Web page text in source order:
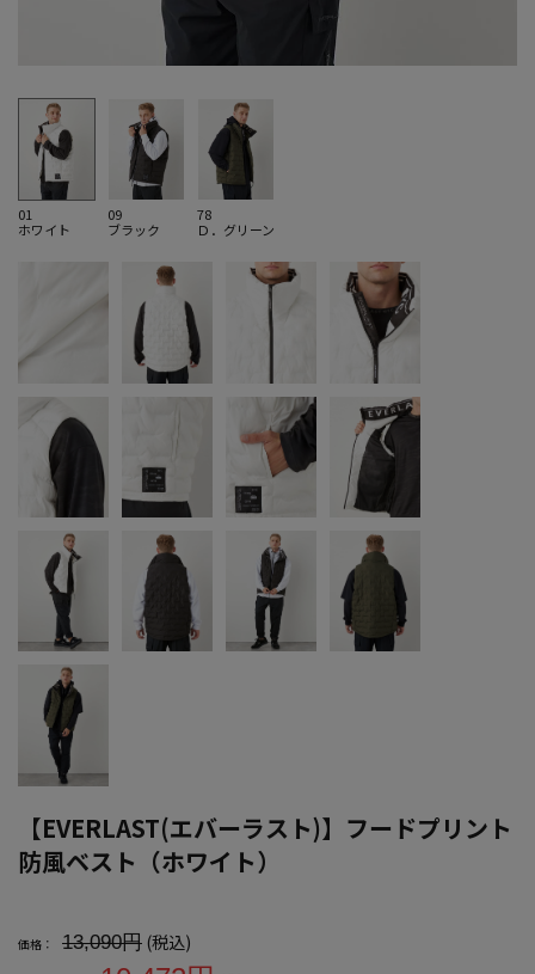
01
ホワイト
09
ブラック
78
Ｄ．グリーン
【EVERLAST(エバーラスト)】フードプリント
防風ベスト（ホワイト）
価格： 13,090円 (税込)